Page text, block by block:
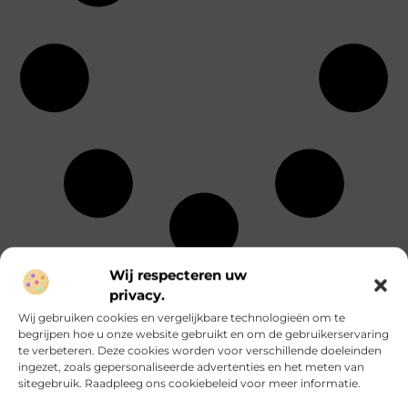
Wij respecteren uw
privacy.
Wij gebruiken cookies en vergelijkbare technologieën om te
begrijpen hoe u onze website gebruikt en om de gebruikerservaring
te verbeteren. Deze cookies worden voor verschillende doeleinden
ingezet, zoals gepersonaliseerde advertenties en het meten van
sitegebruik. Raadpleeg ons cookiebeleid voor meer informatie.
Alle
onderwerpen
Aanbiedingen
Afvalverwerking
Alarmsysteem
Attracties
Energie
Financieel
Fotografie
Geschenken
Gezondheid
Groothandel
dienstverlening
Relatie
Sport
Startpaginas
Telefonie
Testing